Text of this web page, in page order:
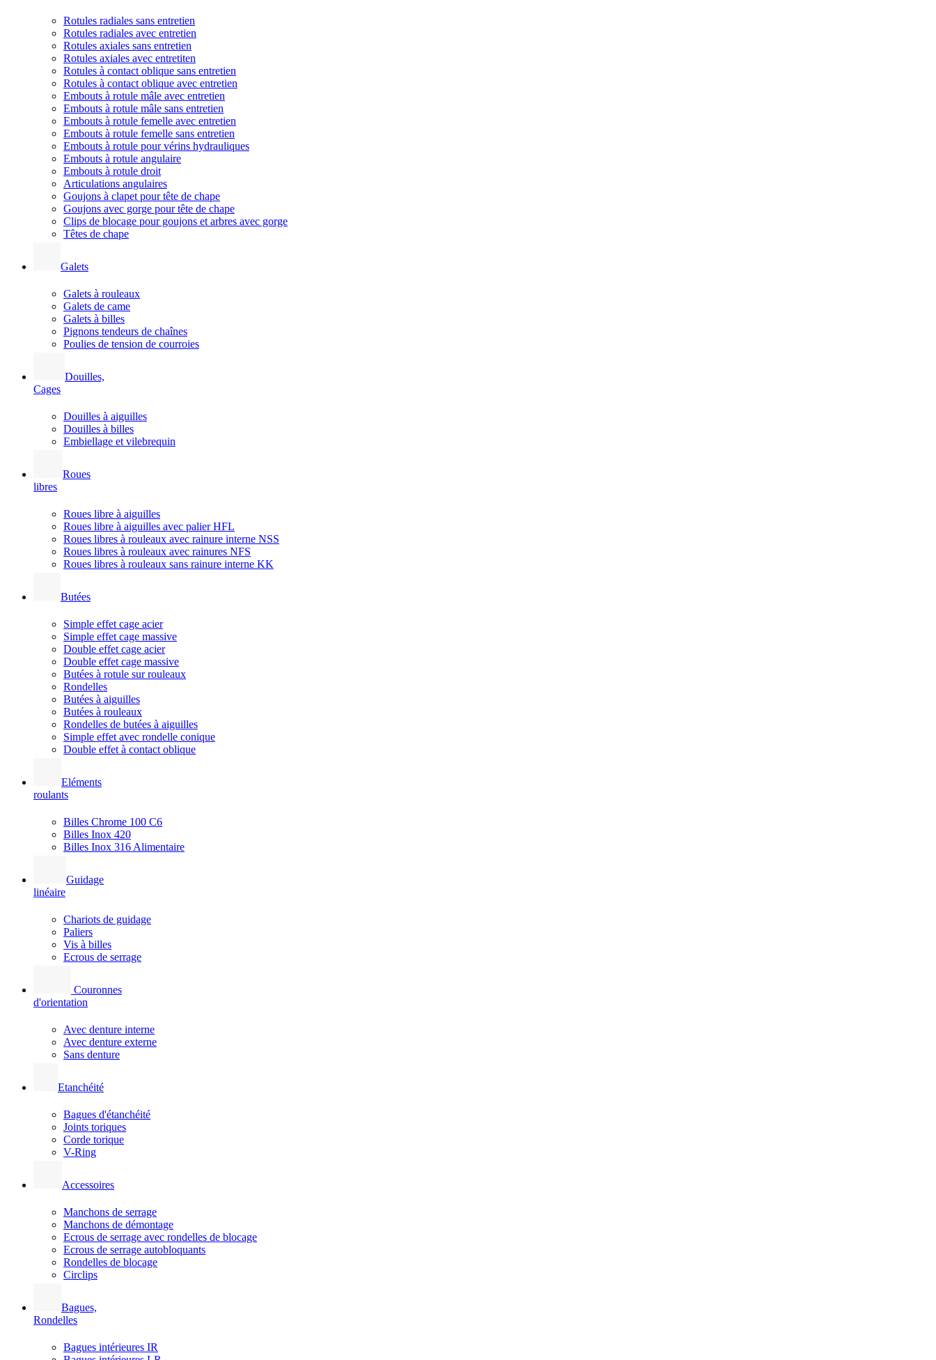
Rotules radiales sans entretien
Rotules radiales avec entretien
Rotules axiales sans entretien
Rotules axiales avec entretiten
Rotules à contact oblique sans entretien
Rotules à contact oblique avec entretien
Embouts à rotule mâle avec entretien
Embouts à rotule mâle sans entretien
Embouts à rotule femelle avec entretien
Embouts à rotule femelle sans entretien
Embouts à rotule pour vérins hydrauliques
Embouts à rotule angulaire
Embouts à rotule droit
Articulations angulaires
Goujons à clapet pour tête de chape
Goujons avec gorge pour tête de chape
Clips de blocage pour goujons et arbres avec gorge
Têtes de chape
Galets
Galets à rouleaux
Galets de came
Galets à billes
Pignons tendeurs de chaînes
Poulies de tension de courroies
Douilles,
Cages
Douilles à aiguilles
Douilles à billes
Embiellage et vilebrequin
Roues
libres
Roues libre à aiguilles
Roues libre à aiguilles avec palier HFL
Roues libres à rouleaux avec rainure interne NSS
Roues libres à rouleaux avec rainures NFS
Roues libres à rouleaux sans rainure interne KK
Butées
Simple effet cage acier
Simple effet cage massive
Double effet cage acier
Double effet cage massive
Butées à rotule sur rouleaux
Rondelles
Butées à aiguilles
Butées à rouleaux
Rondelles de butées à aiguilles
Simple effet avec rondelle conique
Double effet à contact oblique
Eléments
roulants
Billes Chrome 100 C6
Billes Inox 420
Billes Inox 316 Alimentaire
Guidage
linéaire
Chariots de guidage
Paliers
Vis à billes
Ecrous de serrage
Couronnes
d'orientation
Avec denture interne
Avec denture externe
Sans denture
Etanchéité
Bagues d'étanchéité
Joints toriques
Corde torique
V-Ring
Accessoires
Manchons de serrage
Manchons de démontage
Ecrous de serrage avec rondelles de blocage
Ecrous de serrage autobloquants
Rondelles de blocage
Circlips
Bagues,
Rondelles
Bagues intérieures IR